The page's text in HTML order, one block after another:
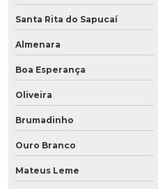
Santa Rita do Sapucaí
Almenara
Boa Esperança
Oliveira
Brumadinho
Ouro Branco
Mateus Leme